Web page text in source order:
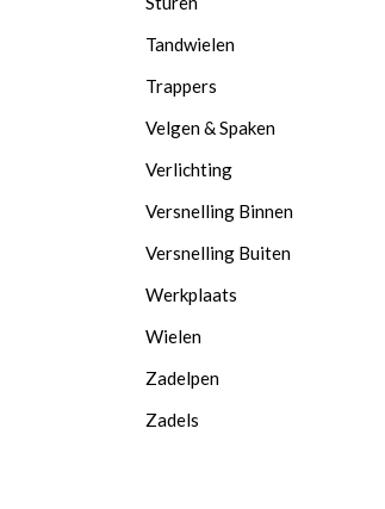
Tandwielen
Trappers
Velgen & Spaken
Verlichting
Versnelling Binnen
Versnelling Buiten
Werkplaats
Wielen
Zadelpen
Zadels